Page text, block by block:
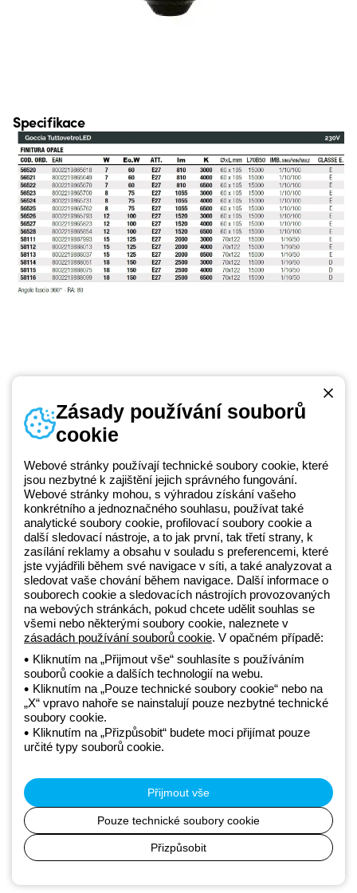
Specifikace
Beghelli je součástí GEWISS Group od roku 2025 a jeho ekosystému
GEWISS LightZone, kde vyvíjíme propojená světelná řešení, která
transformují komplexitu do jednoduchosti a podporují profesionály a
koncové zákazníky v uspokojování jejich potřeb.Zjistěte více o
GEWISS
Czechia:CS
Telefonní číslo
+420 531 014 111
Zásady ochrany osobních údajů
Zásady používání souborů cookie
Obchodní podmínky
Všechny zásady
Accessibility
to the direction and coordination of Gewiss S.p.A. - P.IVA (IT)
00666341201 - Registered in the Register of Companies of
Bologna. Fully paid-up capital: 10,000,000 Euro
Zásady používání souborů
cookie
Webové stránky používají technické soubory cookie, které
jsou nezbytné k zajištění jejich správného fungování.
Webové stránky mohou, s výhradou získání vašeho
konkrétního a jednoznačného souhlasu, používat také
analytické soubory cookie, profilovací soubory cookie a
další sledovací nástroje, a to jak první, tak třetí strany, k
zasílání reklamy a obsahu v souladu s preferencemi, které
jste vyjádřili během své navigace v síti, a také analyzovat a
sledovat vaše chování během navigace. Další informace o
souborech cookie a sledovacích nástrojích provozovaných
na webových stránkách, pokud chcete udělit souhlas se
všemi nebo některými soubory cookie, naleznete v
zásadách používání souborů cookie. V opačném případě:
Kliknutím na „Přijmout vše“ souhlasíte s používáním
souborů cookie a dalších technologií na webu.
Kliknutím na „Pouze technické soubory cookie“ nebo na
„X“ vpravo nahoře se nainstalují pouze nezbytné technické
soubory cookie.
Kliknutím na „Přizpůsobit“ budete moci přijímat pouze
určité typy souborů cookie.
Přijmout vše
Pouze technické soubory cookie
Přizpůsobit